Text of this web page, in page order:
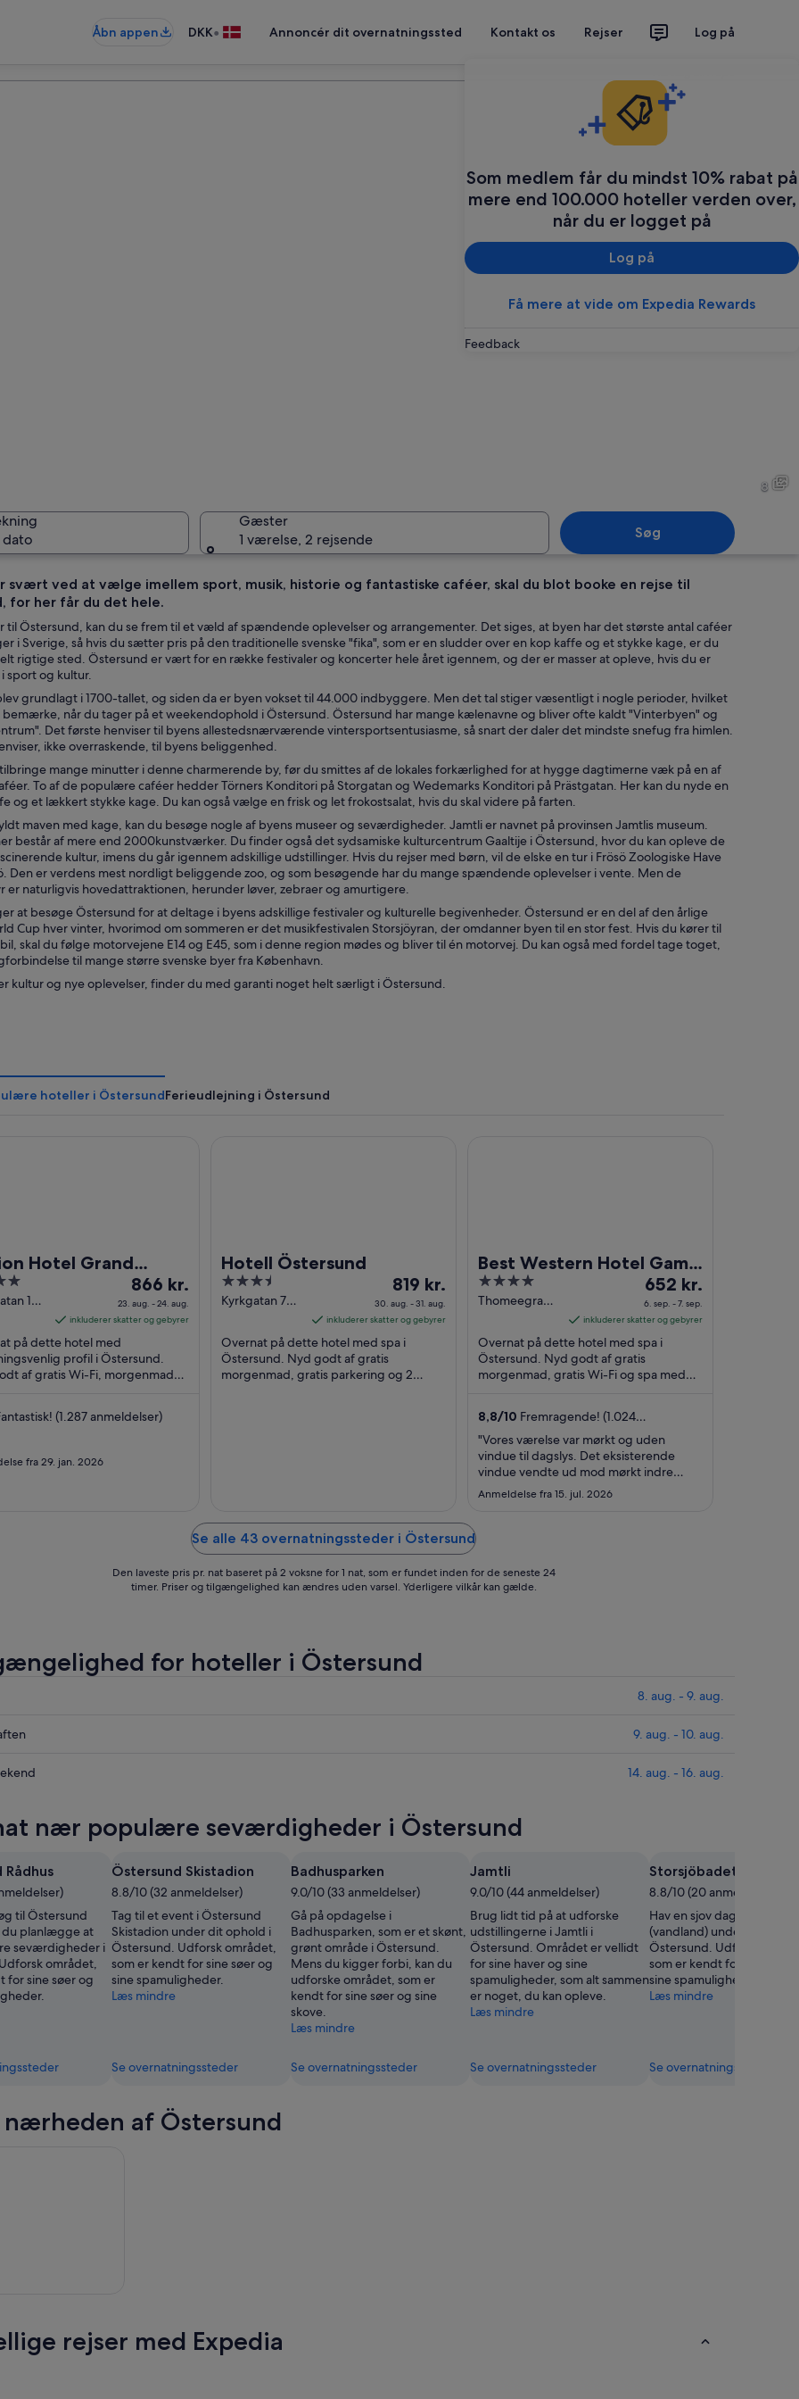
Åbn appen DKK• Annoncér dit overnatningssted Kontakt os Rejser Log på
Som medlem får du mindst 10% rabat på
mere end 100.000 hoteller verden over,
når du er logget på
Log på
Få mere at vide om Expedia Rewards
Feedback
by med en flod, omgivet af grøn vegetation under en overskyet himmel.
8
Gæster
1 værelse, 2 rejsende
Søg
svært ved at vælge imellem sport, musik, historie og fantastiske caféer, skal du blot booke en rejse til
for her får du det hele.
til Östersund, kan du se frem til et væld af spændende oplevelser og arrangementer. Det siges, at byen har det største antal caféer
i Sverige, så hvis du sætter pris på den traditionelle svenske "fika", som er en sludder over en kop kaffe og et stykke kage, er du
rigtige sted. Östersund er vært for en række festivaler og koncerter hele året igennem, og der er masser at opleve, hvis du er
sport og kultur.
grundlagt i 1700-tallet, og siden da er byen vokset til 44.000 indbyggere. Men det tal stiger væsentligt i nogle perioder, hvilket
bemærke, når du tager på et weekendophold i Östersund. Östersund har mange kælenavne og bliver ofte kaldt "Vinterbyen" og
Det første henviser til byens allestedsnærværende vintersportsentusiasme, så snart der daler det mindste snefug fra himlen.
ikke overraskende, til byens beliggenhed.
tilbringe mange minutter i denne charmerende by, før du smittes af de lokales forkærlighed for at hygge dagtimerne væk på en af
To af de populære caféer hedder Törners Konditori på Storgatan og Wedemarks Konditori på Prästgatan. Her kan du nyde en
og et lækkert stykke kage. Du kan også vælge en frisk og let frokostsalat, hvis du skal videre på farten.
maven med kage, kan du besøge nogle af byens museer og seværdigheder. Jamtli er navnet på provinsen Jamtlis museum.
består af mere end 2000kunstværker. Du finder også det sydsamiske kulturcentrum Gaaltije i Östersund, hvor du kan opleve de
kultur, imens du går igennem adskillige udstillinger. Hvis du rejser med børn, vil de elske en tur i Frösö Zoologiske Have
Den er verdens mest nordligt beliggende zoo, og som besøgende har du mange spændende oplevelser i vente. Men de
er naturligvis hovedattraktionen, herunder løver, zebraer og amurtigere.
at besøge Östersund for at deltage i byens adskillige festivaler og kulturelle begivenheder. Östersund er en del af den årlige
Cup hver vinter, hvorimod om sommeren er det musikfestivalen Storsjöyran, der omdanner byen til en stor fest. Hvis du kører til
skal du følge motorvejene E14 og E45, som i denne region mødes og bliver til én motorvej. Du kan også med fordel tage toget,
til mange større svenske byer fra København.
kultur og nye oplevelser, finder du med garanti noget helt særligt i Östersund.
hoteller i ÖstersundFerieudlejning i Östersund
Hotel Grand
16
Prisen
er
866 kr.
nat
fra
aug.
866 kr.
23. aug. - 24. aug.
inkluderer skatter og gebyrer
på dette hotel med
profil i Östersund.
af gratis Wi-Fi, morgenmad
(1.287 anmeldelser)
fra 29. jan. 2026
Hotell Östersund
3.5
out
5
Kyrkgatan 70
Prisen
er
819 kr.
pr.
fra
819 kr.
30. aug. - 31. aug.
inkluderer skatter og gebyrer
Overnat på dette hotel med spa i
Östersund. Nyd godt af gratis
morgenmad, gratis parkering og 2
Best Western Hotel Gamla
Teatern
4
out
5
Thomeegrand
Prisen
er
652 kr.
pr.
nat
fra
til
7.
sep.
652 kr.
6. sep. - 7. sep.
inkluderer skatter og gebyrer
Overnat på dette hotel med spa i
Östersund. Nyd godt af gratis
morgenmad, gratis Wi-Fi og spa med
8,8/10 Fremragende! (1.024
anmeldelser)
"Vores værelse var mørkt og uden
vindue til dagslys. Det eksisterende
vindue vendte ud mod mørkt indre
gangareal. Måske lå værelset i
kælderniveau? Vi fik det ikke afklaret, da
Anmeldelse fra 15. jul. 2026
Se alle 43 overnatningssteder i Östersund
Den laveste pris pr. nat baseret på 2 voksne for 1 nat, som er fundet inden for de seneste 24
timer. Priser og tilgængelighed kan ændres uden varsel. Yderligere vilkår kan gælde.
for hoteller i Östersund
8. aug. - 9. aug.
9. aug. - 10. aug.
14. aug. - 16. aug.
nær populære seværdigheder i Östersund
Rådhus
til Östersund
du planlægge at
seværdigheder i
området,
for sine søer og
Östersund Skistadion
8.8/10 (32 anmeldelser)
Tag til et event i Östersund
Skistadion under dit ophold i
Östersund. Udforsk området,
som er kendt for sine søer og
sine spamuligheder.
Læs mindre
Se overnatningssteder
Badhusparken
9.0/10 (33 anmeldelser)
Gå på opdagelse i
Badhusparken, som er et skønt,
grønt område i Östersund.
Mens du kigger forbi, kan du
udforske området, som er
kendt for sine søer og sine
skove.
Læs mindre
Se overnatningssteder
Jamtli
9.0/10 (44 anmeldelser)
Brug lidt tid på at udforske
udstillingerne i Jamtli i
Östersund. Området er vellidt
for sine haver og sine
spamuligheder, som alt sammen
er noget, du kan opleve.
Læs mindre
Se overnatningssteder
Storsjöbadet
8.8/10 (20 anmeldelser)
Hav en sjov dag i
(vandland) under dit
Östersund. Udforsk
som er kendt for sine søer
sine spamuligheder.
Læs mindre
Se overnatningssteder
nærheden af Östersund
rejser med Expedia